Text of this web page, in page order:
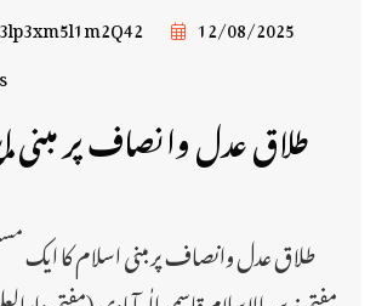
12/08/2025
طلاق عدل وانصاف پر مبنی
طلاق عدل وانصاف پر مبنی اسلام کا ایک